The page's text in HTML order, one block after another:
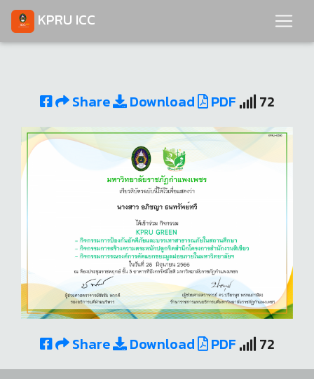
KPRU ICC
Share Download PDF 72
Share Download PDF 72